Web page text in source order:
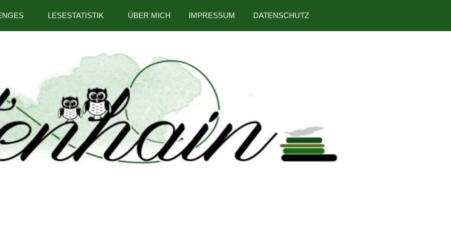
LESESTATISTIK ÜBER MICH IMPRESSUM DATENSCHUTZ